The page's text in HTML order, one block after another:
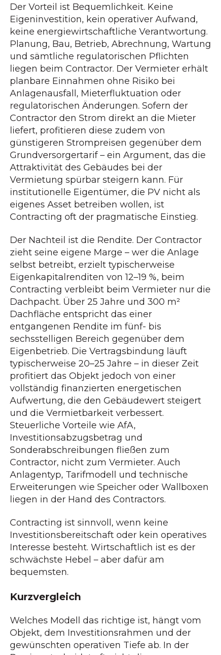
Der Vorteil ist Bequemlichkeit. Keine
Eigeninvestition, kein operativer Aufwand,
keine energiewirtschaftliche Verantwortung.
Planung, Bau, Betrieb, Abrechnung, Wartung
und sämtliche regulatorischen Pflichten
liegen beim Contractor. Der Vermieter erhält
planbare Einnahmen ohne Risiko bei
Anlagenausfall, Mieterfluktuation oder
regulatorischen Änderungen. Sofern der
Contractor den Strom direkt an die Mieter
liefert, profitieren diese zudem von
günstigeren Strompreisen gegenüber dem
Grundversorgertarif – ein Argument, das die
Attraktivität des Gebäudes bei der
Vermietung spürbar steigern kann. Für
institutionelle Eigentümer, die PV nicht als
eigenes Asset betreiben wollen, ist
Contracting oft der pragmatische Einstieg.
Der Nachteil ist die Rendite. Der Contractor
zieht seine eigene Marge – wer die Anlage
selbst betreibt, erzielt typischerweise
Eigenkapitalrenditen von 12–19 %, beim
Contracting verbleibt beim Vermieter nur die
Dachpacht. Über 25 Jahre und 300 m²
Dachfläche entspricht das einer
entgangenen Rendite im fünf- bis
sechsstelligen Bereich gegenüber dem
Eigenbetrieb. Die Vertragsbindung läuft
typischerweise 20–25 Jahre – in dieser Zeit
profitiert das Objekt jedoch von einer
vollständig finanzierten energetischen
Aufwertung, die den Gebäudewert steigert
und die Vermietbarkeit verbessert.
Steuerliche Vorteile wie AfA,
Investitionsabzugsbetrag und
Sonderabschreibungen fließen zum
Contractor, nicht zum Vermieter. Auch
Anlagentyp, Tarifmodell und technische
Erweiterungen wie Speicher oder Wallboxen
liegen in der Hand des Contractors.
Contracting ist sinnvoll, wenn keine
Investitionsbereitschaft oder kein operatives
Interesse besteht. Wirtschaftlich ist es der
schwächste Hebel – aber dafür am
bequemsten.
Kurzvergleich
Welches Modell das richtige ist, hängt vom
Objekt, dem Investitionsrahmen und der
gewünschten operativen Tiefe ab. In der